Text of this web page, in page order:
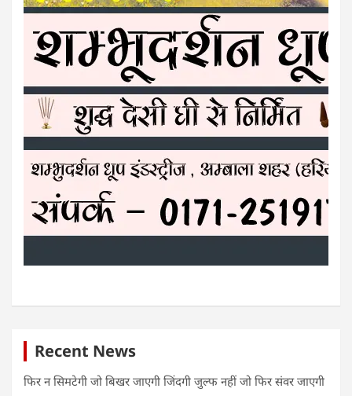
Recent News
फिर न सिमटेगी जो बिखर जाएगी जिंदगी जुल्फ नहीं जो फिर संवर जाएगी